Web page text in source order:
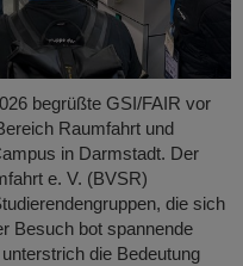
begrüßte GSI/FAIR vor
Raumfahrt und
in Darmstadt. Der
e. V. (BVSR)
die sich
Besuch bot spannende
die Bedeutung